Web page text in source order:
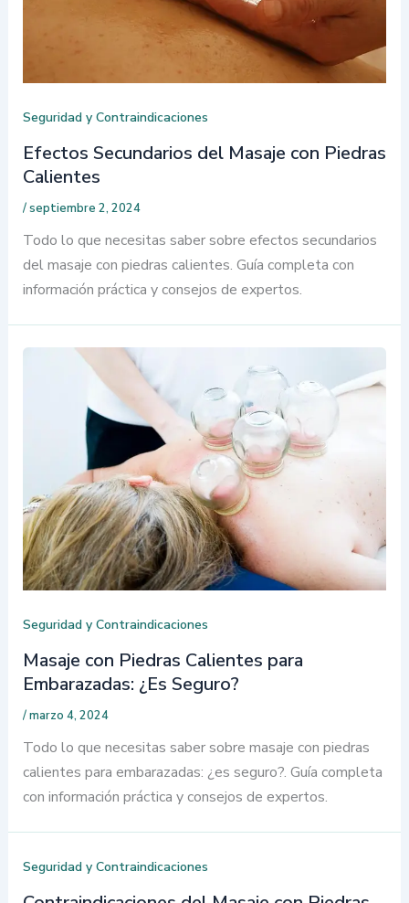
Seguridad y Contraindicaciones
Efectos Secundarios del Masaje con Piedras
Calientes
/septiembre 2, 2024
Todo lo que necesitas saber sobre efectos secundarios
del masaje con piedras calientes. Guía completa con
información práctica y consejos de expertos.
Seguridad y Contraindicaciones
Masaje con Piedras Calientes para
Embarazadas: ¿Es Seguro?
/marzo 4, 2024
Todo lo que necesitas saber sobre masaje con piedras
calientes para embarazadas: ¿es seguro?. Guía completa
con información práctica y consejos de expertos.
Seguridad y Contraindicaciones